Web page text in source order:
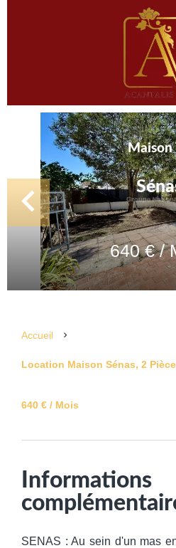
Maison
640 € /
Accueil
Location Maison Sénas, 2
640 € / Mois
Informations
SENAS : Au sein d'un mas